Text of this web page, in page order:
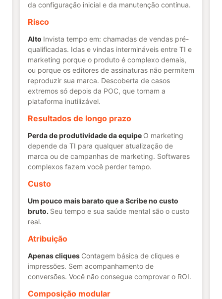
da configuração inicial e da manutenção contínua.
Risco
Alto Invista tempo em: chamadas de vendas pré-
qualificadas. Idas e vindas intermináveis entre TI e
marketing porque o produto é complexo demais,
ou porque os editores de assinaturas não permitem
reproduzir sua marca. Descoberta de casos
extremos só depois da POC, que tornam a
plataforma inutilizável.
Resultados de longo prazo
Perda de produtividade da equipe O marketing
depende da TI para qualquer atualização de
marca ou de campanhas de marketing. Softwares
complexos fazem você perder tempo.
Custo
Um pouco mais barato que a Scribe no custo
bruto. Seu tempo e sua saúde mental são o custo
real.
Atribuição
Apenas cliques Contagem básica de cliques e
impressões. Sem acompanhamento de
conversões. Você não consegue comprovar o ROI.
Composição modular